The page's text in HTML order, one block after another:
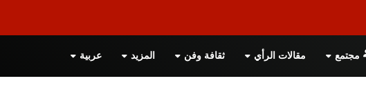
مجتمع مقالات الرأي ثقافة وفن المزيد عربية